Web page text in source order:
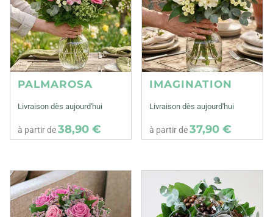
PALMAROSA
Livraison dès aujourd'hui
à partir de38,90 €
IMAGINATION
Livraison dès aujourd'hui
à partir de37,90 €